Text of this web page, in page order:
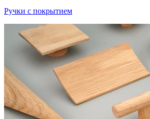
Ручки с покрытием